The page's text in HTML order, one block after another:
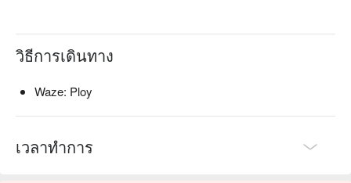
วิธีการเดินทาง
Waze: Ploy
เวลาทำการ